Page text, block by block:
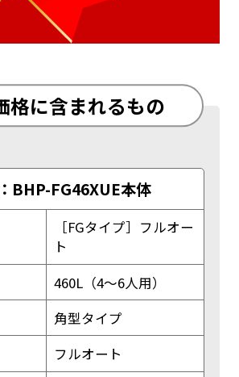
格に含まれるもの
BHP-FG46XUE本体
［FGタイプ］フルオー
ト
460L（4～6人用）
角型タイプ
フルオート